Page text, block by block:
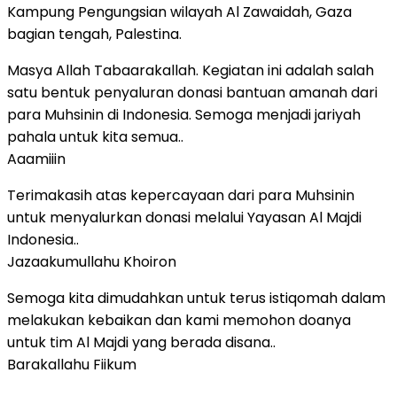
Kampung Pengungsian wilayah Al Zawaidah, Gaza
bagian tengah, Palestina.
Masya Allah Tabaarakallah. Kegiatan ini adalah salah
satu bentuk penyaluran donasi bantuan amanah dari
para Muhsinin di Indonesia. Semoga menjadi jariyah
pahala untuk kita semua..
Aaamiiin
Terimakasih atas kepercayaan dari para Muhsinin
untuk menyalurkan donasi melalui Yayasan Al Majdi
Indonesia..
Jazaakumullahu Khoiron
Semoga kita dimudahkan untuk terus istiqomah dalam
melakukan kebaikan dan kami memohon doanya
untuk tim Al Majdi yang berada disana..
Barakallahu Fiikum